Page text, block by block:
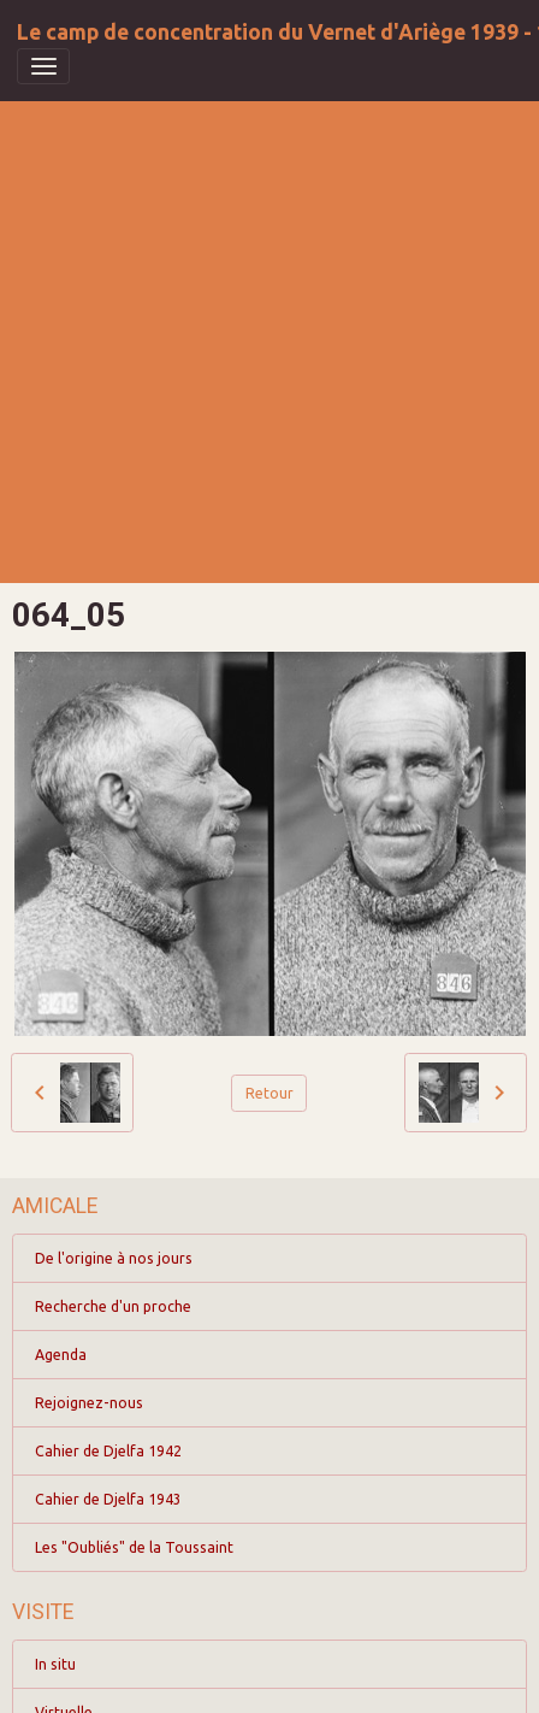
Le camp de concentration du Vernet d'Ariège 1939 -
064_05
Retour
AMICALE
De l'origine à nos jours
Recherche d'un proche
Agenda
Rejoignez-nous
Cahier de Djelfa 1942
Cahier de Djelfa 1943
Les "Oubliés" de la Toussaint
VISITE
In situ